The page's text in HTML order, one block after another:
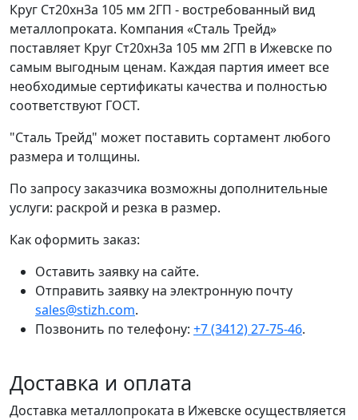
Круг Ст20хн3а 105 мм 2ГП - востребованный вид
металлопроката. Компания «Сталь Трейд»
поставляет Круг Ст20хн3а 105 мм 2ГП в Ижевске по
самым выгодным ценам. Каждая партия имеет все
необходимые сертификаты качества и полностью
соответствуют ГОСТ.
"Сталь Трейд" может поставить сортамент любого
размера и толщины.
По запросу заказчика возможны дополнительные
услуги: раскрой и резка в размер.
Как оформить заказ:
Оставить заявку на сайте.
Отправить заявку на электронную почту
sales@stizh.com.
Позвонить по телефону: +7 (3412) 27-75-46.
Доставка и оплата
Доставка металлопроката в Ижевске осуществляется